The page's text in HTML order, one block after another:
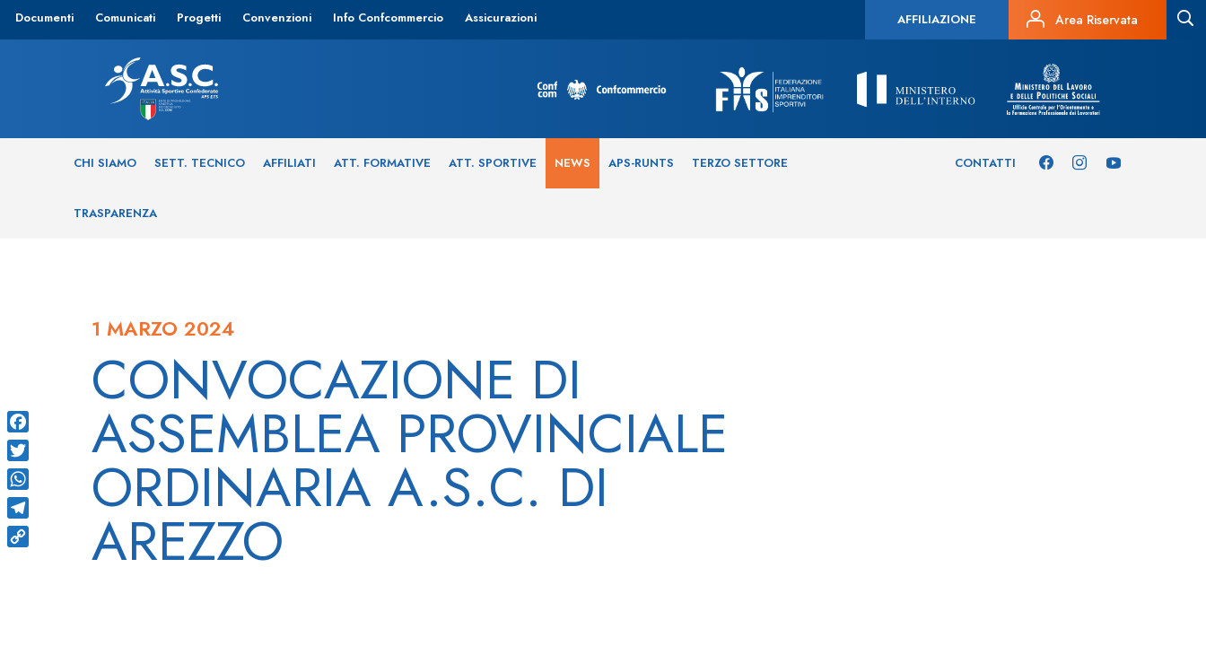
Documenti Comunicati Progetti Convenzioni Info Confcommercio Assicurazioni AFFILIAZIONE Area Riservata
CHI SIAMO SETT. TECNICO AFFILIATI ATT. FORMATIVE ATT. SPORTIVE NEWS APS-RUNTS TERZO SETTORE
TRASPARENZA
CONTATTI
1 MARZO 2024
CONVOCAZIONE DI
ASSEMBLEA PROVINCIALE
ORDINARIA A.S.C. DI
AREZZO
Facebook
Twitter
WhatsApp
Telegram